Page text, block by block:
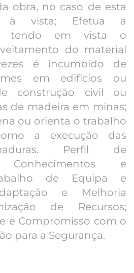
obra, no caso de esta
vista; Efetua a
tendo em vista o
do material
é incumbido de
em edifícios ou
construção civil ou
de madeira em minas;
ou orienta o trabalho
a execução das
Perfil de
Conhecimentos e
de Equipa e
e Melhoria
de Recursos;
e Compromisso com o
para a Segurança.